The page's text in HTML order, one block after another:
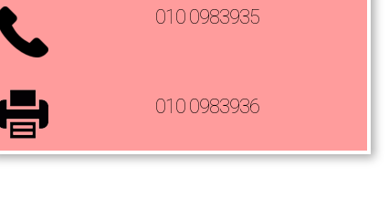
010 0983935
010 0983936